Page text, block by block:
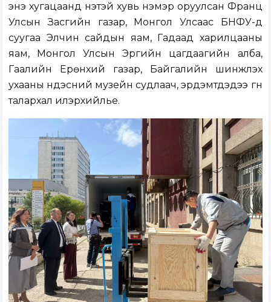
энэ хугацаанд үнэтэй хувь нэмэр оруулсан Франц
Улсын Засгийн газар, Монгол Улсаас БНФУ-д
суугаа Элчин сайдын яам, Гадаад харилцааны
яам, Монгол Улсын Эрүүгийн цагдаагийн алба,
Гаалийн Ерөнхий газар, Байгалийн шинжлэх
ухааны үндэсний музейн судлаач, эрдэмтдэдээ гүн
талархал илэрхийлье.